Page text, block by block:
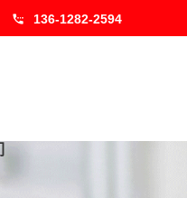
136-1282-2594